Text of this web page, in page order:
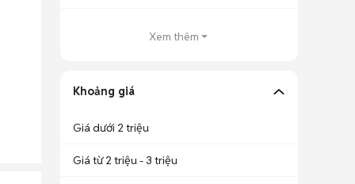
Xem thêm
Khoảng giá
Giá dưới 2 triệu
Giá từ 2 triệu - 3 triệu